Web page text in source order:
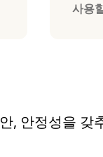
사용
, 안정성을 갖